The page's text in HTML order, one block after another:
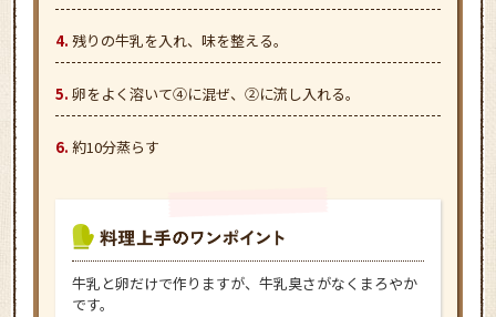
残りの牛乳を入れ、味を整える。
卵をよく溶いて④に混ぜ、②に流し入れる。
約10分蒸らす
牛乳と卵だけで作りますが、牛乳臭さがなくまろやか
です。